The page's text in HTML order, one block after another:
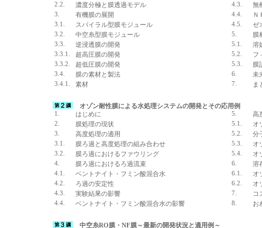
2.2.
濃度分極と膜透過モデル
3.
有機膜の展開
3.1.
スパイラル型膜モジュール
3.2.
中空糸型膜モジュール
3.3.
逆浸透膜の開発
3.3.1.
超高圧膜の開発
3.3.2.
超低圧膜の開発
3.4.
膜の素材と製法
3.4.1.
素材
4.3.
無
4.4.
Ｎ
4.5.
ゼ
5.
膜
5.1.
溶
5.2.
フ
5.3.
膜
6.
未
7.
ま
オゾン耐性膜による水処理システムの開発とその応用例
1.
はじめに
2.
膜処理の現状
3.
高度処理の適用
3.1.
膜ろ過と高度処理の組み合わせ
3.2.
膜ろ過におけるファウリング
4.
膜ろ過におけるろ過流束
4.1.
ベントナイト・フミン酸混合水
4.2.
ろ過の安定性
4.3.
実験結果の影響
4.4.
ベントナイト・フミン酸混合水の影響
5.
高
5.1.
オ
5.2.
分
5.3.
オ
5.4.
オ
6.
溶
6.1.
オ
6.2.
オ
7.
コ
8.
お
中空糸RO膜・NF膜～最新の開発状況と適用例～